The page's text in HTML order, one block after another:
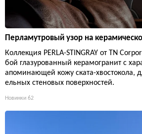
Перламутровый узор на
Коллекция PERLA-STINGRAY от TN
бой глазурованный керамогранит с
апоминающей кожу ската-хвостокола,
ельных стеновых поверхностей.
Новинки 62